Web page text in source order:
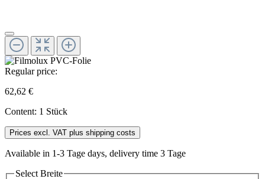
Regular price:
62,62 €
Content: 1 Stück
Prices excl. VAT plus shipping costs
Available in 1-3 Tage days, delivery time 3 Tage
Select Breite